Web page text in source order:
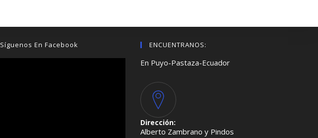
Síguenos En Facebook ENCUENTRANOS:
En Puyo-Pastaza-Ecuador
Dirección:
Alberto Zambrano y Pindos